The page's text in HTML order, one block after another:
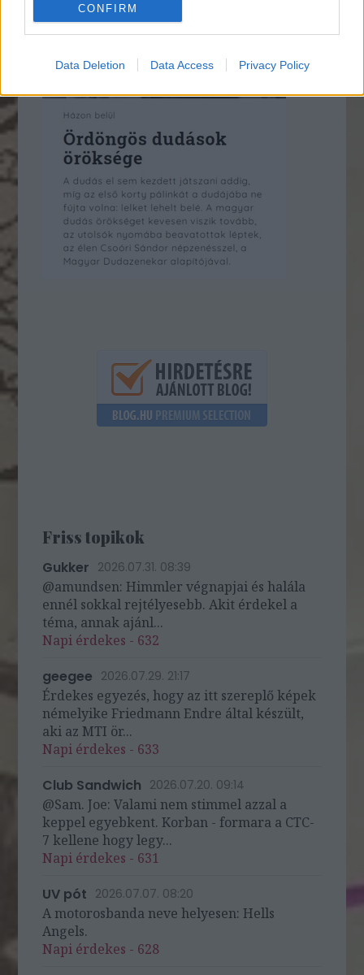
CONFIRM
Data Deletion Data Access Privacy Policy
Friss topikok
Gukker 2026.07.31. 08:39
@amundsen: Himmler végnapjai és halála
ennél sokkal rejtélyesebb. Akit érdekel a
téma, annak ajánl...
Napi érdekes - 632
geegee 2026.07.29. 21:17
Érdekes egyezés, hogy az itt szereplő képek
némelyike Friedmann Endre által készült,
aki az MTI ör...
Napi érdekes - 633
Club Sandwich 2026.07.20. 09:14
@Sam. Joe: Valami nem stimmel azzal a
keppel egyebkent. Korban - formara a CTC-
7 kellene hogy legy...
Napi érdekes - 631
UV pót 2026.07.07. 08:20
A motorosbanda neve helyesen: Hells
Angels.
Napi érdekes - 628